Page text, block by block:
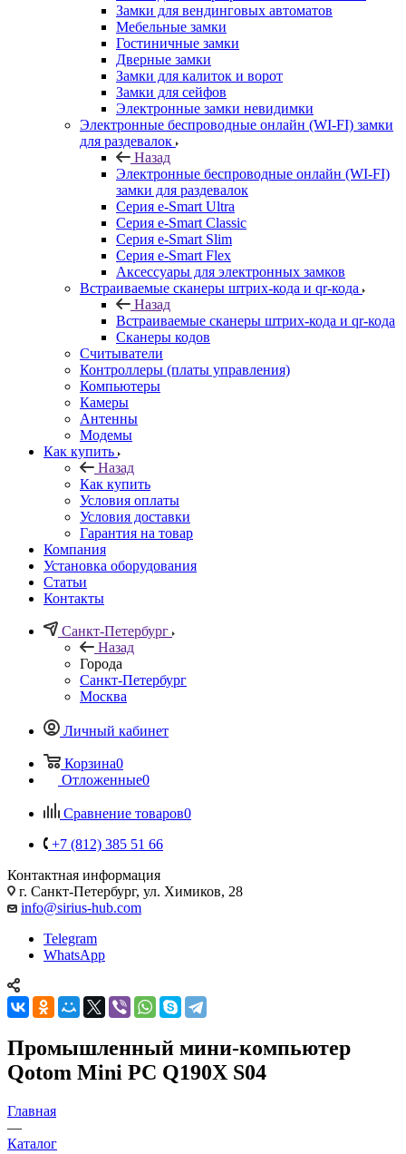
Замки для вендинговых автоматов
Мебельные замки
Гостиничные замки
Дверные замки
Замки для калиток и ворот
Замки для сейфов
Электронные замки невидимки
Электронные беспроводные онлайн (WI-FI) замки
для раздевалок
Назад
Электронные беспроводные онлайн (WI-FI)
замки для раздевалок
Серия e-Smart Ultra
Серия e-Smart Classic
Серия e-Smart Slim
Серия e-Smart Flex
Аксессуары для электронных замков
Встраиваемые сканеры штрих-кода и qr-кода
Назад
Встраиваемые сканеры штрих-кода и qr-кода
Сканеры кодов
Считыватели
Контроллеры (платы управления)
Компьютеры
Камеры
Антенны
Модемы
Как купить
Назад
Как купить
Условия оплаты
Условия доставки
Гарантия на товар
Компания
Установка оборудования
Статьи
Контакты
Санкт-Петербург
Назад
Города
Санкт-Петербург
Москва
Личный кабинет
Корзина0
Отложенные0
Сравнение товаров0
+7 (812) 385 51 66
Контактная информация
г. Санкт-Петербург, ул. Химиков, 28
info@sirius-hub.com
Telegram
WhatsApp
Промышленный мини-компьютер
Qotom Mini PC Q190X S04
Главная
—
Каталог